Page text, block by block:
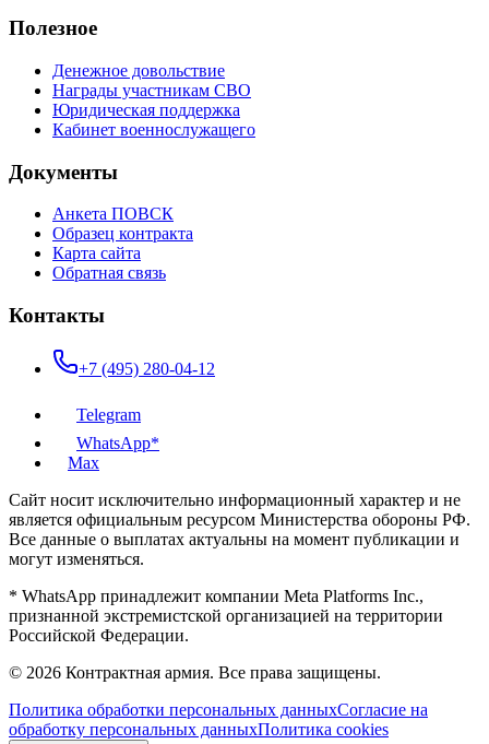
Полезное
Денежное довольствие
Награды участникам СВО
Юридическая поддержка
Кабинет военнослужащего
Документы
Анкета ПОВСК
Образец контракта
Карта сайта
Обратная связь
Контакты
+7 (495) 280-04-12
Telegram
WhatsApp*
Max
Сайт носит исключительно информационный характер и не
является официальным ресурсом Министерства обороны РФ.
Все данные о выплатах актуальны на момент публикации и
могут изменяться.
* WhatsApp принадлежит компании Meta Platforms Inc.,
признанной экстремистской организацией на территории
Российской Федерации.
© 2026 Контрактная армия. Все права защищены.
Политика обработки персональных данныхСогласие на
обработку персональных данныхПолитика cookies